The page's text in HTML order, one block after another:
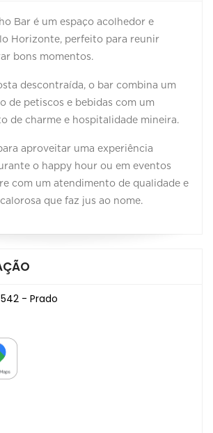
Bar é um espaço acolhedor e
Horizonte, perfeito para reunir
bons momentos.
descontraída, o bar combina um
de petiscos e bebidas com um
de charme e hospitalidade mineira.
aproveitar uma experiência
o happy hour ou em eventos
com um atendimento de qualidade e
que faz jus ao nome.
- Prado